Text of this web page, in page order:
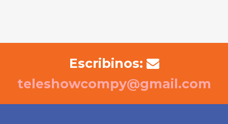
Escribinos:
teleshowcompy@gmail.com